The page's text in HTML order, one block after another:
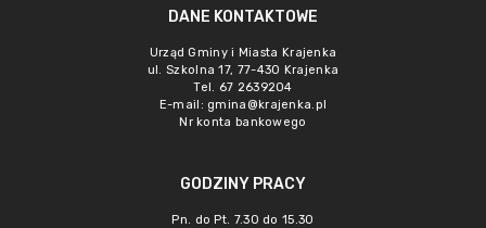
DANE KONTAKTOWE
Urząd Gminy i Miasta Krajenka
ul. Szkolna 17, 77-430 Krajenka
Tel. 67 2639204
E-mail: gmina@krajenka.pl
Nr konta bankowego
GODZINY PRACY
Pn. do Pt. 7.30 do 15.30